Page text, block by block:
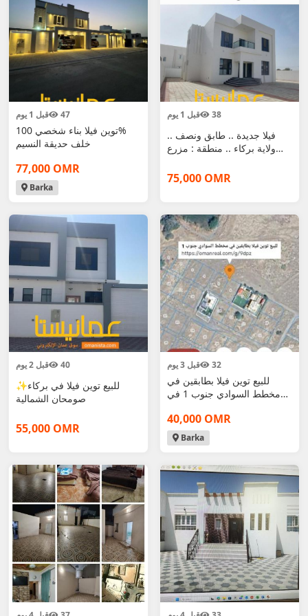
قبل 1 يوم 47
توين فيلا بناء شخصي 100‎%‎
خلف حديقة النسيم
77,000 OMR
Barka
قبل 1 يوم 38
فيلا جديدة .. طابق ونصف ..
ولاية بركاء .. منطقة : مزرع
75,000 OMR
قبل 2 يوم 40
✨للبيع توين فيلا في بركاء
صومحان الشمالية
55,000 OMR
قبل 3 يوم 32
للبيع توين فيلا بطابقين في
مخطط السوادي جنوب 1 في
40,000 OMR
Barka